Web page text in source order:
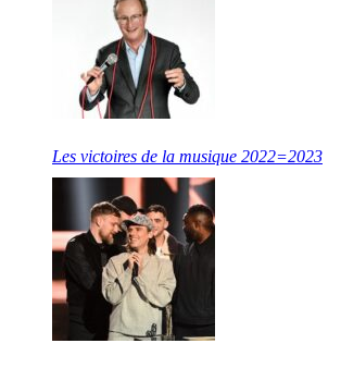
Les victoires de la musique 2022=2023